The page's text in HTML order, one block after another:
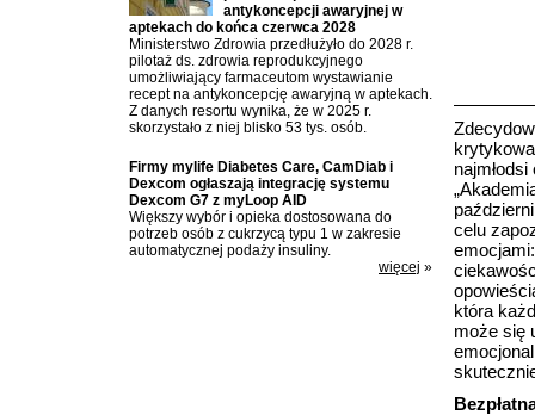
celu
która
może się
antykoncepcji awaryjnej w
aptekach do końca czerwca 2028
Ministerstwo Zdrowia przedłużyło do 2028 r.
pilotaż ds. zdrowia reprodukcyjnego
umożliwiający farmaceutom wystawianie
recept na antykoncepcję awaryjną w aptekach.
Z danych resortu wynika, że w 2025 r.
skorzystało z niej blisko 53 tys. osób.
Firmy mylife Diabetes Care, CamDiab i
Dexcom ogłaszają integrację systemu
Dexcom G7 z myLoop AID
Większy wybór i opieka dostosowana do
potrzeb osób z cukrzycą typu 1 w zakresie
automatycznej podaży insuliny.
więcej »